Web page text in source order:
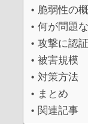
脆弱性の
何が問題
攻撃に認
被害規模
対策方法
まとめ
関連記事